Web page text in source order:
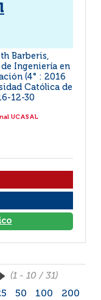
Barberis,
Ingeniería en
(4° : 2016
Católica de
12-30
UCASAL
(1 - 10 / 31)
50 100 200